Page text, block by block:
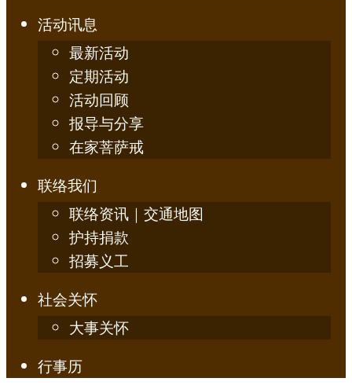
活动讯息
最新活动
定期活动
活动回顾
报导与分享
在家菩萨戒
联络我们
联络资讯｜交通地图
护持捐款
招募义工
社会关怀
大事关怀
行事历